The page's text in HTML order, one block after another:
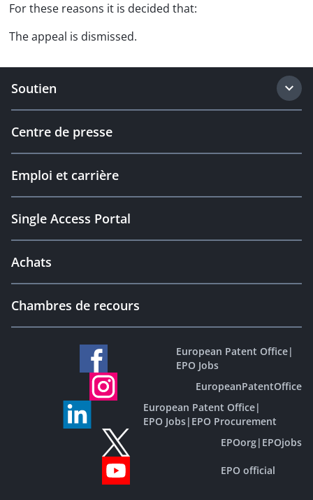
For these reasons it is decided that:
The appeal is dismissed.
Soutien
Centre de presse
Emploi et carrière
Single Access Portal
Achats
Chambres de recours
European Patent Office|
EPO Jobs
EuropeanPatentOffice
European Patent Office|
EPO Jobs| EPO Procurement
EPOorg| EPOjobs
EPO official